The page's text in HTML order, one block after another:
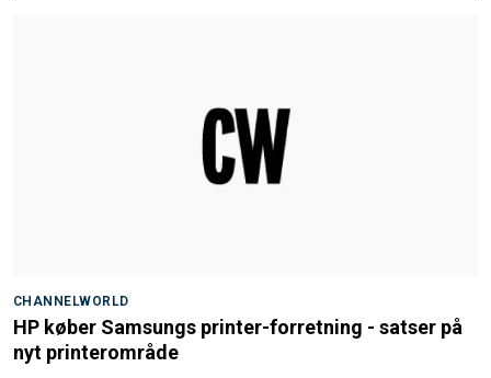
CHANNELWORLD
HP køber Samsungs printer-forretning - satser på
nyt printerområde